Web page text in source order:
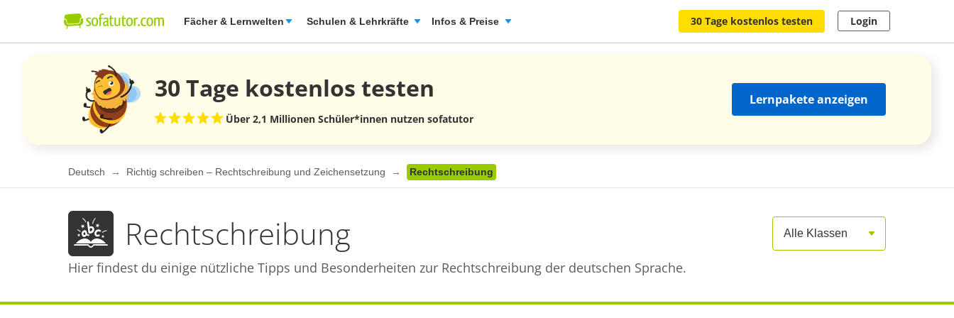
Fächer & Lernwelten Schulen & Lehrkräfte Infos & Preise 30 Tage kostenlos testen Login
30 Tage kostenlos testen
Über 2,1 Millionen Schüler*innen nutzen sofatutor
Lernpakete anzeigen
Deutsch Richtig schreiben – Rechtschreibung und Zeichensetzung Rechtschreibung
Rechtschreibung
Hier findest du einige nützliche Tipps und Besonderheiten zur Rechtschreibung der deutschen Sprache.
Alle Klassen